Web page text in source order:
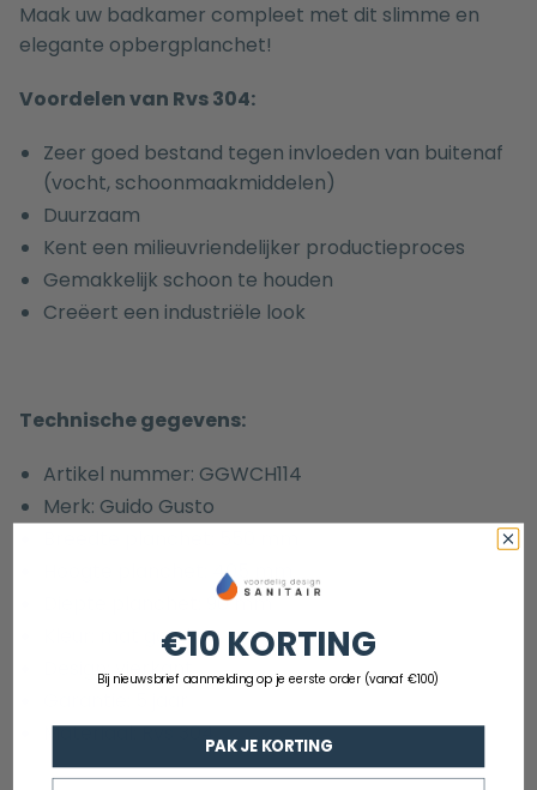
Maak uw badkamer compleet met dit slimme en
elegante opbergplanchet!
Voordelen van Rvs 304:
Zeer goed bestand tegen invloeden van buitenaf
(vocht, schoonmaakmiddelen)
Duurzaam
Kent een milieuvriendelijker productieproces
Gemakkelijk schoon te houden
Creëert een industriële look
Technische gegevens:
Artikel nummer: GGWCH114
Merk: Guido Gusto
Hoogte planchet: 405 mm
Diepte planchet: 90 mm
Kleur: mat goud
Design: vierkant
Materiaal: Rvs 304
€10 KORTING
Bij nieuwsbrief aanmelding op je eerste order (vanaf €100)
PAK JE KORTING